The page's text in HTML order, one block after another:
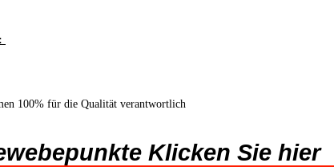
100% für die Qualität verantwortlich
Klicken Sie hier